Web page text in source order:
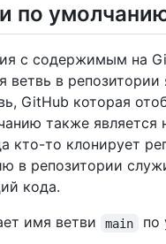
по
с содержимым на
ветвь в
GitHub которая
также является
кто-то клонирует
в репозитории
кода.
имя ветви
main
по